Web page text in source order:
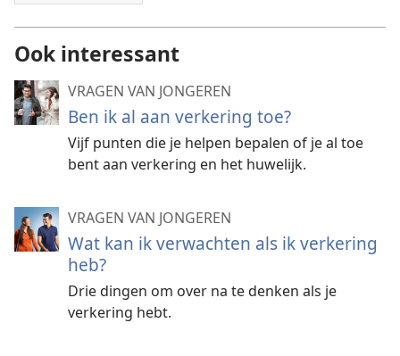
Ook interessant
VRAGEN VAN JONGEREN
Ben ik al aan verkering toe?
Vijf punten die je helpen bepalen of je al toe
bent aan verkering en het huwelijk.
VRAGEN VAN JONGEREN
Wat kan ik verwachten als ik verkering
heb?
Drie dingen om over na te denken als je
verkering hebt.